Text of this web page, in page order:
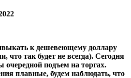
к дешевеющему доллару
что так будет не всегда). Сегодня
подъем на торгах.
плавные, будем наблюдать, что